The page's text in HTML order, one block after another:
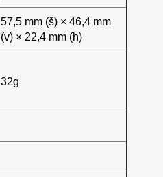
57,5 ​​mm (š) × 46,4 mm
(v) × 22,4 mm (h)
32g